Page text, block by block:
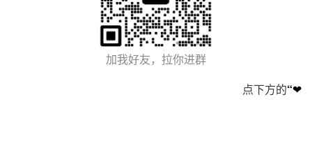
加我好友，拉你进群
点下方的“❤